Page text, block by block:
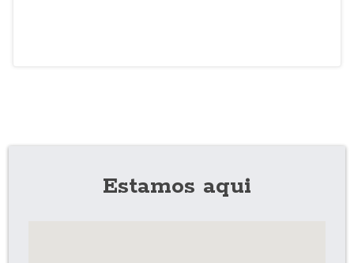
Estamos aqui